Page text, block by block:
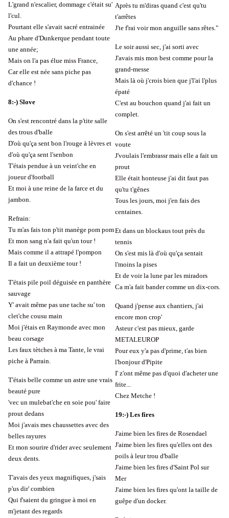
L'grand n'escalier, dommage c'était su'
l'cul.
Pourtant elle s'avait sacré entrainée
Au phare d'Dunkerque pendant toute
une année;
Mais on l'a pas élue miss France,
Car elle est née sans piche pas
d'chance !
8:-) Slove
On s'est rencontré dans la p'tite salle
des trous d'balle
D'où qu'ça sent bon l'rouge à lèvres et
d'où qu'ça sent l'senbon
T'étais pendue à un veint'che en
joueur d'football
Et moi à une reine de la farce et du
jambon.
Refrain:
Tu m'as fais ton p'tit manège pom pom
Et mon sang n'a fait qu'un tour !
Mais comme il a attrapé l'pompon
Il a fait un deuxième tour !
T'étais pile poil déguisée en panthère
sauvage
Y' avait même pas une tache su' ton
clet'che cousu main
Moi j'étais en Raymonde avec mon
beau corsage
Les faux tètches à ma Tante, le vrai
piche à Parrain.
T'étais belle comme un astre une vrais
beauté pure
'vec un mulebat'che en soie pou' faire
prout dedans
Moi j'avais mes chaussettes avec des
belles rayures
Et mon sourire d'rider avec seulement
deux dents.
T'avais des yeux magnifiques, j'sais
p'us dir' combien
Qui f'saient du gringue à moi en
m'jetant des regards
Après tu m'diras quand c'est qu'tu
t'arrêtes
J'te f'rai voir mon anguille sans rêtes."
Le soir aussi sec, j'ai sorti avec
J'avais mis mon best comme pour la
grand-messe
Mais là où j'crois bien que j'l'ai l'plus
épaté
C'est au bouchon quand j'ai fait un
complet.
On s'est arrêté un 'tit coup sous la
voute
J'voulais l'embrassr mais elle a fait un
prout
Elle était honteuse j'ai dit faut pas
qu'tu t'gênes
Tous les jours, moi j'en fais des
centaines.
Et dans un blockaus tout près du
tennis
On s'est mis là d'où qu'ça sentait
l'moins la pises
Et de voir la lune par les miradors
Ca m'a fait bander comme un dix-cors.
Quand j'pense aux chantiers, j'ai
encore mon crop'
Asteur c'est pas mieux, garde
METALEUROP
Pour eux y'a pas d'prime, t'as bien
l'bonjour d'Pipite
I' z'ont même pas d'quoi d'acheter une
frite...
Chez Metche !
19:-) Les fires
J'aime bien les fires de Rosendael
J'aime bien les fires qu'elles ont des
poils à leur trou d'balle
J'aime bien les fires d'Saint Pol sur
Mer
J'aime bien les fires qu'ont la taille de
guêpe d'un docker.